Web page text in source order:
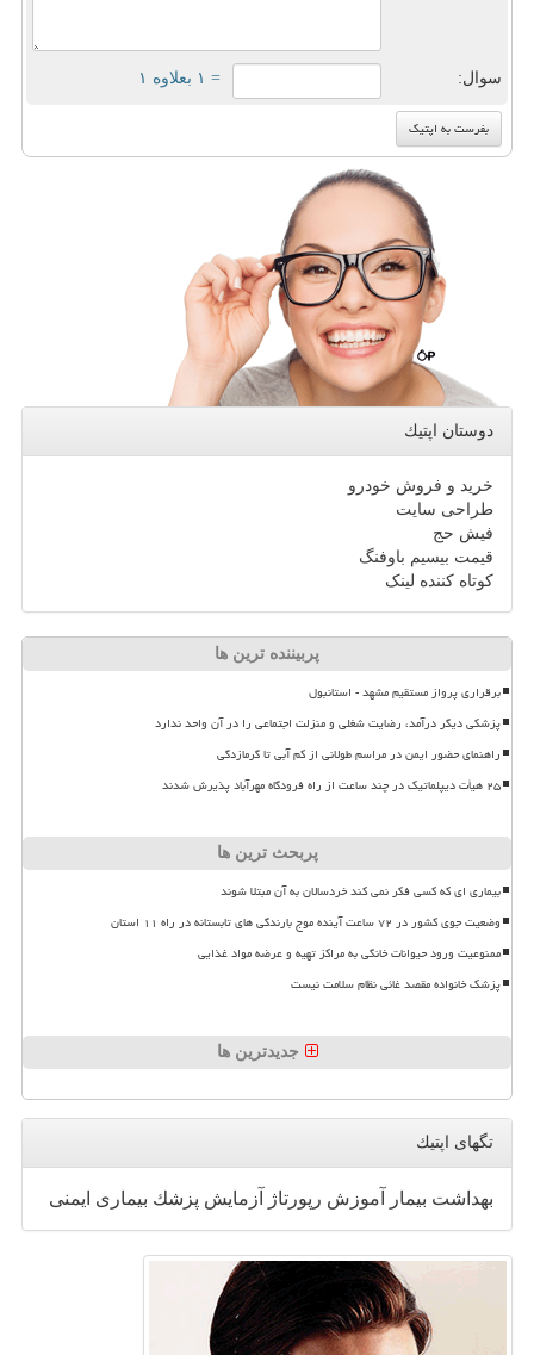
سوال: = ۱ بعلاوه ۱
دوستان اپتیك
خرید و فروش خودرو
طراحی سایت
فیش حج
قیمت بیسیم باوفنگ
کوتاه کننده لینک
پربیننده ترین ها
برقراری پرواز مستقیم مشهد - استانبول
پزشکی دیگر درآمد، رضایت شغلی و منزلت اجتماعی را در آن واحد ندارد
راهنمای حضور ایمن در مراسم طولانی از کم آبی تا گرمازدگی
۲۵ هیأت دیپلماتیک در چند ساعت از راه فرودگاه مهرآباد پذیرش شدند
پربحث ترین ها
بیماری ای که کسی فکر نمی کند خردسالان به آن مبتلا شوند
وضعیت جوی کشور در ۷۲ ساعت آینده موج بارندگی های تابستانه در راه ۱۱ استان
ممنوعیت ورود حیوانات خانگی به مراکز تهیه و عرضه مواد غذایی
پزشک خانواده مقصد غائی نظام سلامت نیست
جدیدترین ها
تگهای اپتیك
بهداشت بیمار آموزش رپورتاژ آزمایش پزشك بیماری ایمنی